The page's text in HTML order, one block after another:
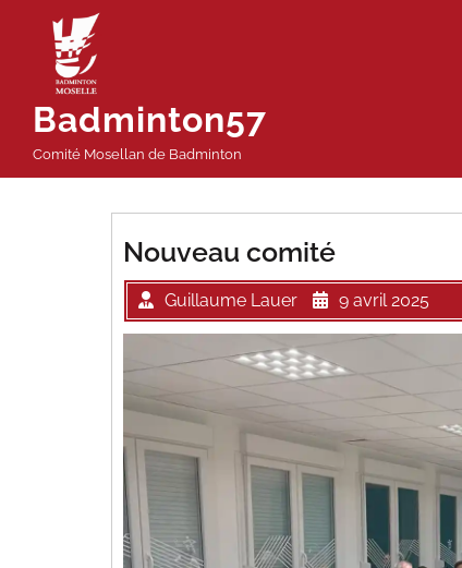
contenu
Badminton57
Comité Mosellan de Badminton
Nouveau comité
Guillaume Lauer 9 avril 2025